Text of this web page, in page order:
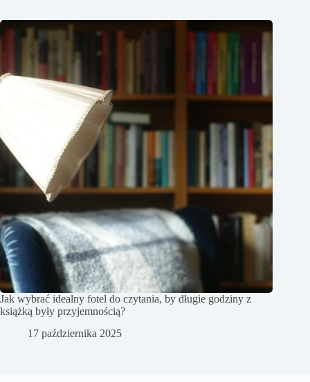
Jak wybrać idealny fotel do czytania, by długie godziny z
książką były przyjemnością?
17 października 2025